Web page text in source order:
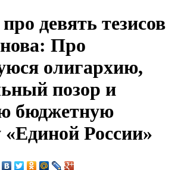
девять тезисов
Про
олигархию,
позор и
бюджетную
России»